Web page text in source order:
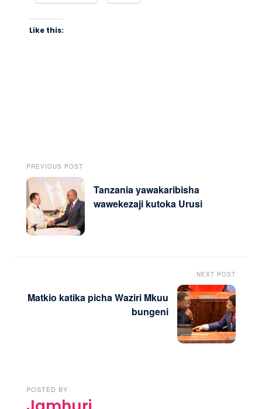
Like this:
PREVIOUS POST
Tanzania yawakaribisha
wawekezaji kutoka Urusi
NEXT POST
Matkio katika picha Waziri Mkuu
bungeni
POSTED BY